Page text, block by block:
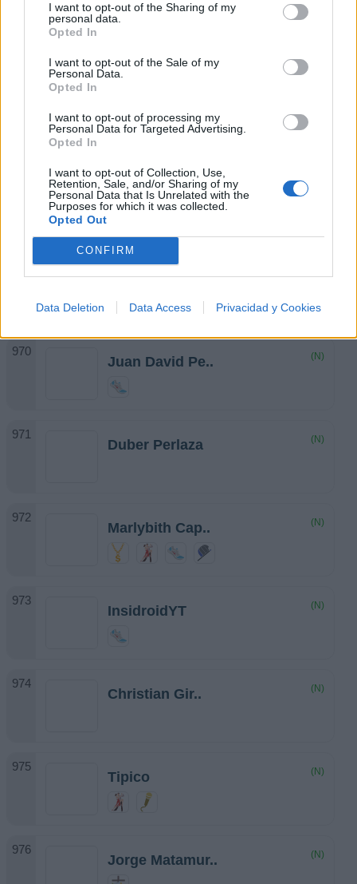
I want to opt-out of the Sharing of my
personal data.
Opted In
I want to opt-out of the Sale of my
Personal Data.
Opted In
I want to opt-out of processing my
Personal Data for Targeted Advertising.
Opted In
I want to opt-out of Collection, Use,
Retention, Sale, and/or Sharing of my
Personal Data that Is Unrelated with the
Purposes for which it was collected.
Opted Out
CONFIRM
Data Deletion Data Access Privacidad y Cookies
Armando Gonzá..
Juanes Salazar
Francisco Jav..
Juan David Pe.. (N)
Duber Perlaza (N)
Marlybith Cap.. (N)
InsidroidYT (N)
Christian Gir.. (N)
Tipico (N)
Jorge Matamur.. (N)